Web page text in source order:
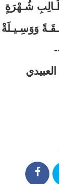
شُـهْرَةٍ
وَوَسِـيـلَةْ